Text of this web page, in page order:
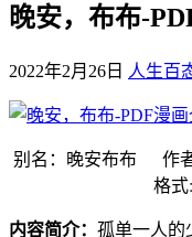
晚安，布布-
2022年2月26日 人生百
别名：晚安布布 作
格
内容简介： 孤单一人的